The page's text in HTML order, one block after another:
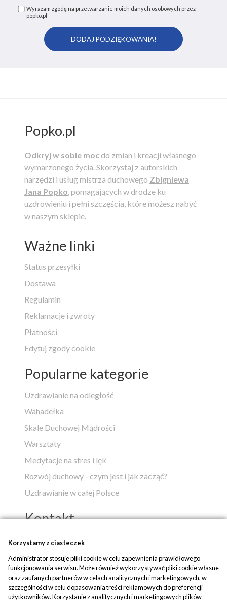
Wyrażam zgodę na przetwarzanie moich danych osobowych przez
popko.pl
Popko.pl
Odkryj w sobie moc do zmian i kreacji własnego
wymarzonego życia.Skorzystaj z autorskich
narzędzi i usług mistrza duchowego Zbigniewa
Jana Popko, pomagających w drodze ku
uzdrowieniu i pełni szczęścia, które możesz nabyć
w naszym sklepie.
Ważne linki
Status przesyłki
Dostawa
Regulamin
Reklamacje i zwroty
Płatności
Edytuj zgody cookie
Popularne kategorie
Uzdrawianie na odległość
Wahadełka
Skale Duchowej Mądrości
Warsztaty
Medytacje na stres i lęk
Rozwój duchowy - czym jest i jak zacząć?
Uzdrawianie w całej Polsce
Kontakt
Popko - Centrum Medytacji i Uzdrawiania
ul. Piaskowa 1
42-700 Rusinowice
tel:+48 509 580 042
Korzystamy z ciasteczek
Administrator stosuje pliki cookie w celu zapewnienia prawidłowego
funkcjonowania serwisu. Może również wykorzystywać pliki cookie własne
oraz zaufanych partnerów w celach analitycznych i marketingowych, w
szczególności w celu dopasowania treści reklamowych do preferencji
użytkowników. Korzystanie z analitycznych i marketingowych plików